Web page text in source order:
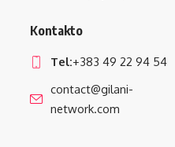
Kontakto
Tel:+383 49 22 94 54
contact@gilani-
network.com